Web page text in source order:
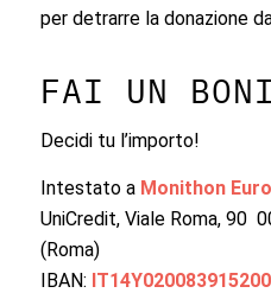
per detrarre la donazione
FAI UN
Decidi tu l’importo!
Intestato a Monithon
UniCredit, Viale Roma, 90
(Roma)
IBAN: